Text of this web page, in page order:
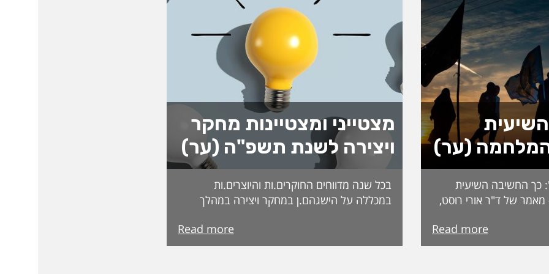
(ער)
כך החשיבה השיעית
של ד"ר אורי רוסט,
נתפסת לעיתים כבלתי
דתית־אידיאולוגית
Read more
מצטייני ומצטיינות מחקר
ויצירה לשנת תשפ"ה (ער)
בכל שנה מדווחים החוקרים.ות והיוצרים.ות
במכללה על הישגהם.ן במחקר ויצירה במהלך
ההישגים הללו משוקללים ונבדקים בקפידה
בוועדת מי"ה והחוקרים והחוקרות המצטיינים
Read more